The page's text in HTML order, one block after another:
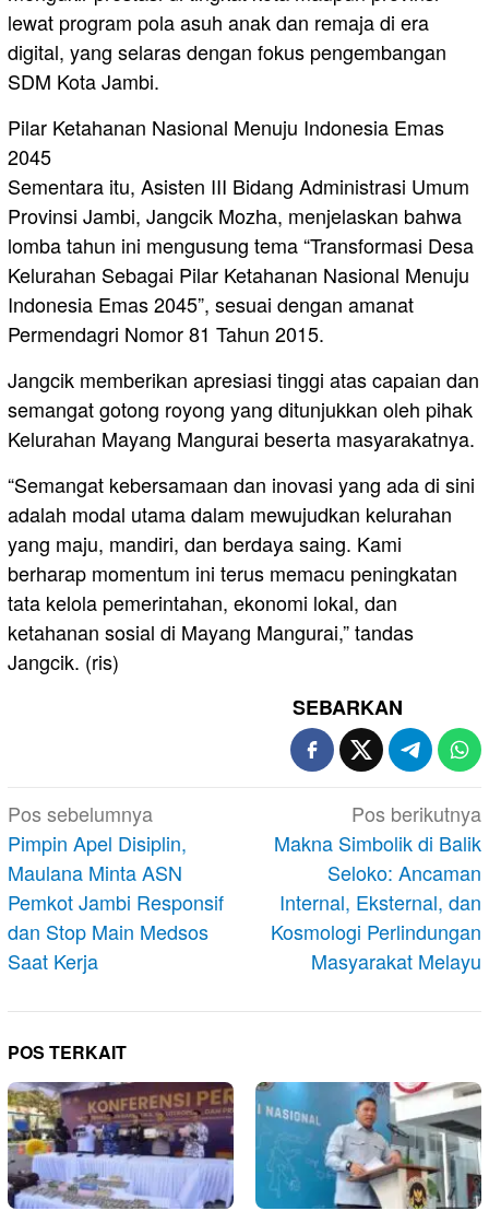
lewat program pola asuh anak dan remaja di era
digital, yang selaras dengan fokus pengembangan
SDM Kota Jambi.
Pilar Ketahanan Nasional Menuju Indonesia Emas
2045
Sementara itu, Asisten III Bidang Administrasi Umum
Provinsi Jambi, Jangcik Mozha, menjelaskan bahwa
lomba tahun ini mengusung tema “Transformasi Desa
Kelurahan Sebagai Pilar Ketahanan Nasional Menuju
Indonesia Emas 2045”, sesuai dengan amanat
Permendagri Nomor 81 Tahun 2015.
Jangcik memberikan apresiasi tinggi atas capaian dan
semangat gotong royong yang ditunjukkan oleh pihak
Kelurahan Mayang Mangurai beserta masyarakatnya.
“Semangat kebersamaan dan inovasi yang ada di sini
adalah modal utama dalam mewujudkan kelurahan
yang maju, mandiri, dan berdaya saing. Kami
berharap momentum ini terus memacu peningkatan
tata kelola pemerintahan, ekonomi lokal, dan
ketahanan sosial di Mayang Mangurai,” tandas
Jangcik. (ris)
SEBARKAN
Navigasi
pos
Pos sebelumnya
Pimpin Apel Disiplin,
Maulana Minta ASN
Pemkot Jambi Responsif
dan Stop Main Medsos
Saat Kerja
Pos berikutnya
Makna Simbolik di Balik
Seloko: Ancaman
Internal, Eksternal, dan
Kosmologi Perlindungan
Masyarakat Melayu
POS TERKAIT